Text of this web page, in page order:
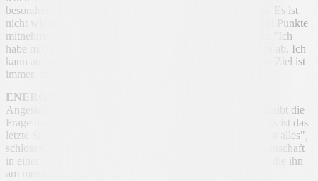
besonderen Druck: "Das Wichtigste ist, dass wir gewinnen. Es ist
nicht wichtig, wer das Tor schießt, sondern dass wir die drei Punkte
mitnehmen", und auch ein Rollenwechsel ist kein Problem: "Ich
habe mit dem Trainer gesprochen, es hängt von den Spielen ab. Ich
kann auf der linken Seite oder als Mittelstürmer spielen, das Ziel ist
immer, der Mannschaft zu helfen".
ENERGIEMANAGEMENT
Angesichts des dritten Spiels innerhalb von sieben Tagen bleibt die
Frage nach der Energie offen, aber die Botschaft ist klar: "Es ist das
letzte Spiel des Jahres, da ist es egal, wer müde ist. Jeder gibt alles",
schloss Croci-Torti, der betonte, dass die Konstanz der Mannschaft
in einer ausgeglichenen Meisterschaft einer der Aspekte ist, die ihn
am meisten zufrieden stellen.